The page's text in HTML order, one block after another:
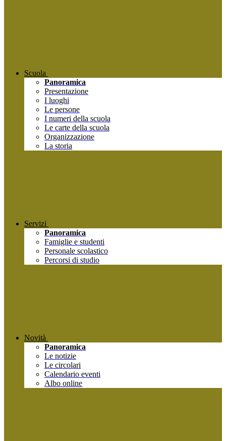
Scuola
Panoramica
Presentazione
I luoghi
Le persone
I numeri della scuola
Le carte della scuola
Organizzazione
La storia
Servizi
Panoramica
Famiglie e studenti
Personale scolastico
Percorsi di studio
Novità
Panoramica
Le notizie
Le circolari
Calendario eventi
Albo online